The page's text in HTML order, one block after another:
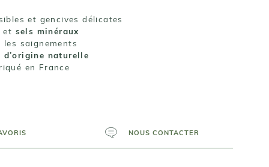
et gencives délicates
et sels minéraux
saignements
d’origine naturelle
en France
NOUS CONTACTER